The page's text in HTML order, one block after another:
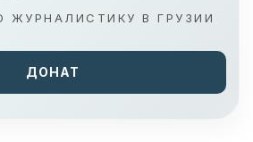
ЖУРНАЛИСТИКУ В ГРУЗИИ
ДОНАТ